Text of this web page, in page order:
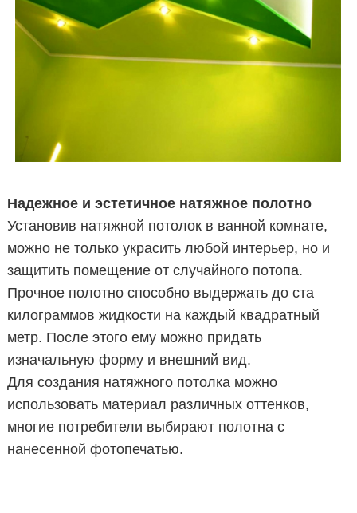
Надежное и эстетичное натяжное полотно
Установив натяжной потолок в ванной комнате,
можно не только украсить любой интерьер, но и
защитить помещение от случайного потопа.
Прочное полотно способно выдержать до ста
килограммов жидкости на каждый квадратный
метр. После этого ему можно придать
изначальную форму и внешний вид.
Для создания натяжного потолка можно
использовать материал различных оттенков,
многие потребители выбирают полотна с
нанесенной фотопечатью.